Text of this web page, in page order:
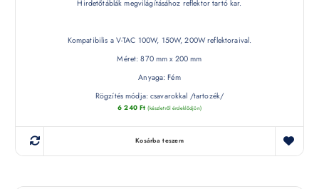
Hirdetőtáblák megvilágításához reflektor tartó kar.
Kompatibilis a V-TAC 100W, 150W, 200W reflektoraival.
Méret: 870 mm x 200 mm
Anyaga: Fém
Rögzítés módja: csavarokkal /tartozék/
6 240 Ft (készletről érdeklődjön)
Kosárba teszem